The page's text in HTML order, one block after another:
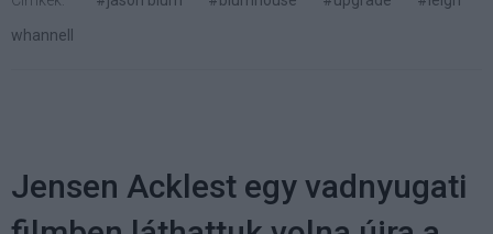
whannell
Jensen Acklest egy vadnyugati